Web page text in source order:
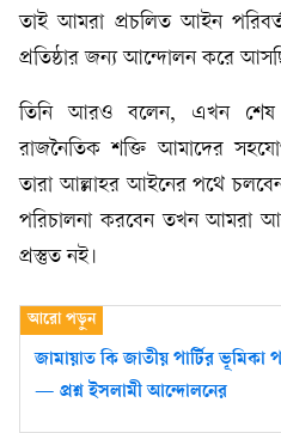
তাই আমরা প্রচলিত আইন
প্রতিষ্ঠার জন্য আন্দোলন করে
তিনি আরও বলেন, এখন শেষ
রাজনৈতিক শক্তি আমাদের
তারা আল্লাহর আইনের পথে চলবেন
পরিচালনা করবেন তখন আমরা
প্রস্তুত নই।
জামায়াত কি জাতীয় পার্টির ভূমিকা
— প্রশ্ন ইসলামী আন্দোলনের